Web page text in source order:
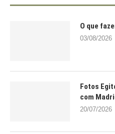
O que
03/08/2026
Fotos
com
20/07/2026